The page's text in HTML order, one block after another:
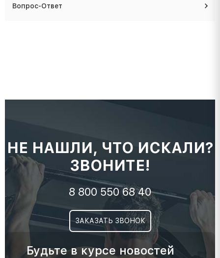
Вопрос-Ответ
НЕ НАШЛИ, ЧТО ИСКАЛИ?
ЗВОНИТЕ!
8 800 550 68 40
ЗАКАЗАТЬ ЗВОНОК
Будьте в курсе новостей